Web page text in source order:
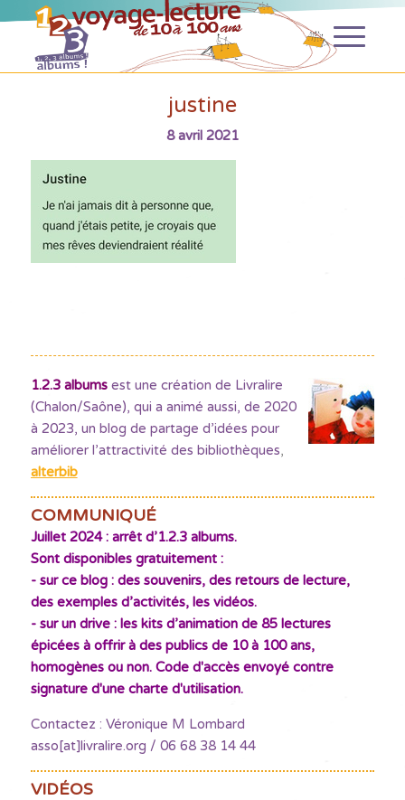
justine
8 avril 2021
1.2.3 albumsest une création de Livralire
(Chalon/Saône), qui a animé aussi, de 2020
à 2023, un blog de partage d’idées pour
améliorer l’attractivité des bibliothèques,
alterbib
COMMUNIQUÉ
Juillet 2024 : arrêt d’1.2.3 albums.
Sont disponibles gratuitement :
- sur ce blog : des souvenirs, des retours de lecture,
des exemples d’activités, les vidéos.
- sur un drive : les kits d’animation de 85 lectures
épicées à offrir à des publics de 10 à 100 ans,
homogènes ou non. Code d'accès envoyé contre
signature d'une charte d'utilisation.
Contactez : Véronique M Lombard
asso[at]livralire.org / 06 68 38 14 44
VIDÉOS